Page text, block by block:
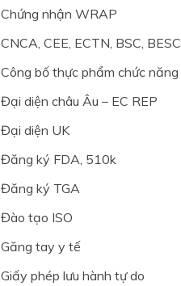
Chứng nhận WRAP
CNCA, CEE, ECTN, BSC, BESC
Công bố thực phẩm chức năng
Đại diện châu Âu – EC REP
Đại diện UK
Đăng ký FDA, 510k
Đăng ký TGA
Đào tạo ISO
Găng tay y tế
Giấy phép lưu hành tự do